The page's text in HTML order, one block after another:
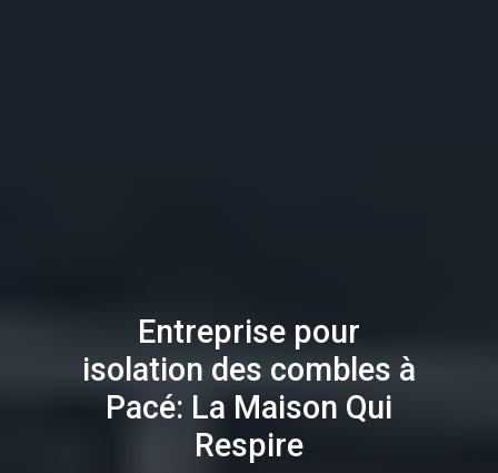
Entreprise pour
isolation des combles à
Pacé: La Maison Qui
Respire